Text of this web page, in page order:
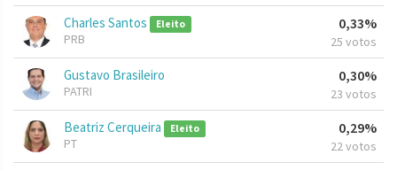
Charles Santos Eleito
PRB
0,33%
25 votos
Gustavo Brasileiro
PATRI
0,30%
23 votos
Beatriz Cerqueira Eleito
PT
0,29%
22 votos